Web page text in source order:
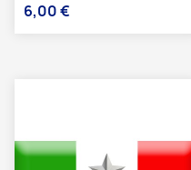
Prezzo
6,00 €